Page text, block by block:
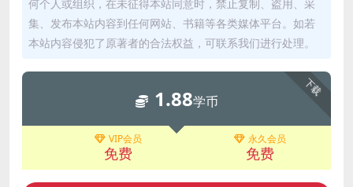
何个人或组织，在未征得本站同意时，禁止复制、盗用、采
集、发布本站内容到任何网站、书籍等各类媒体平台。如若
本站内容侵犯了原著者的合法权益，可联系我们进行处理。
下载
1.88学币
VIP会员
免费
永久会员
免费